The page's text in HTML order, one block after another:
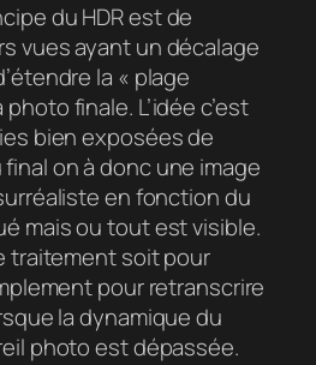
du HDR est de
vues ayant un décalage
la « plage
finale. L’idée c’est
bien exposées de
on à donc une image
en fonction du
mais ou tout est visible.
traitement soit pour
pour retranscrire
la dynamique du
photo est dépassée.